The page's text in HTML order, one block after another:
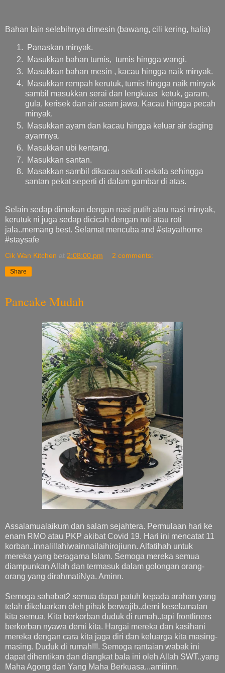
Bahan lain selebihnya dimesin (bawang, cili kering, halia)
Panaskan minyak.
Masukkan bahan tumis, tumis hingga wangi.
Masukkan bahan mesin , kacau hingga naik minyak.
Masukkan rempah kerutuk, tumis hingga naik minyak
sambil masukkan serai dan lengkuas ketuk, garam,
gula, kerisek dan air asam jawa. Kacau hingga pecah
minyak.
Masukkan ayam dan kacau hingga keluar air daging
ayamnya.
Masukkan ubi kentang.
Masukkan santan.
Masakkan sambil dikacau sekali sekala sehingga
santan pekat seperti di dalam gambar di atas.
Selain sedap dimakan dengan nasi putih atau nasi minyak,
kerutuk ni juga sedap dicicah dengan roti atau roti
jala..memang best. Selamat mencuba and #stayathome
#staysafe
Cik Wan Kitchen at 2:08:00 pm 2 comments:
Share
Pancake Mudah
Assalamualaikum dan salam sejahtera. Permulaan hari ke
enam RMO atau PKP akibat Covid 19. Hari ini mencatat 11
korban..innalillahiwainnailaihirojiunn. Alfatihah untuk
mereka yang beragama Islam. Semoga mereka semua
diampunkan Allah dan termasuk dalam golongan orang-
orang yang dirahmatiNya. Aminn.
Semoga sahabat2 semua dapat patuh kepada arahan yang
telah dikeluarkan oleh pihak berwajib..demi keselamatan
kita semua. Kita berkorban duduk di rumah..tapi frontliners
berkorban nyawa demi kita. Hargai mereka dan kasihani
mereka dengan cara kita jaga diri dan keluarga kita masing-
masing. Duduk di rumah!!!. Semoga rantaian wabak ini
dapat dihentikan dan diangkat bala ini oleh Allah SWT..yang
Maha Agong dan Yang Maha Berkuasa...amiiinn.